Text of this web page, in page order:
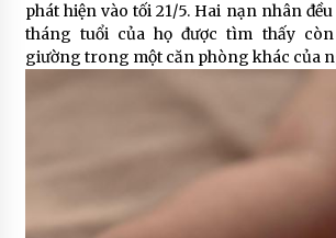
phát hiện vào tối 21/5. Hai nạn nhân
tháng tuổi của họ được tìm thấy
giường trong một căn phòng khác của